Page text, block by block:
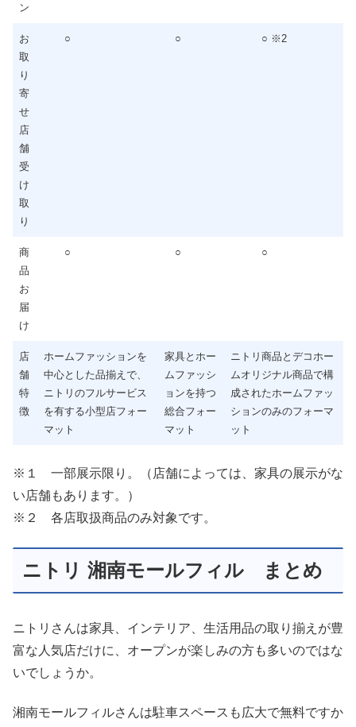
ン
お
取
り
寄
せ
店
舗
受
け
取
り
○ ○ ○ ※2
商
品
お
届
け
○ ○ ○
店
舗
特
徴
ホームファッションを
中心とした品揃えで、
ニトリのフルサービス
を有する小型店フォー
マット
家具とホー
ムファッシ
ョンを持つ
総合フォー
マット
ニトリ商品とデコホー
ムオリジナル商品で構
成されたホームファッ
ションのみのフォーマ
ット
※１ 一部展示限り。（店舗によっては、家具の展示がな
い店舗もあります。）
※２ 各店取扱商品のみ対象です。
ニトリ 湘南モールフィル まとめ
ニトリさんは家具、インテリア、生活用品の取り揃えが豊
富な人気店だけに、オープンが楽しみの方も多いのではな
いでしょうか。
湘南モールフィルさんは駐車スペースも広大で無料ですか